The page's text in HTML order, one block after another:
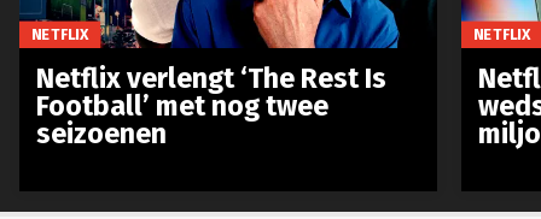
NETFLIX
Netflix verlengt ‘The Rest Is
Football’ met nog twee
seizoenen
NETFLIX